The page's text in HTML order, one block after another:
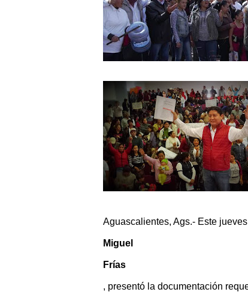
Aguascalientes, Ags.- Este
Frías
, presentó la documentación